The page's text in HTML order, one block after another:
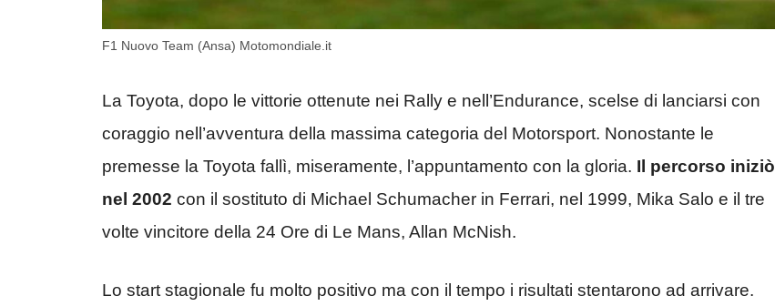
F1 Nuovo Team (Ansa) Motomondiale.it
La Toyota, dopo le vittorie ottenute nei Rally e nell’Endurance, scelse di lanciarsi con
coraggio nell’avventura della massima categoria del Motorsport. Nonostante le
premesse la Toyota fallì, miseramente, l’appuntamento con la gloria. Il percorso iniziò
nel 2002 con il sostituto di Michael Schumacher in Ferrari, nel 1999, Mika Salo e il tre
volte vincitore della 24 Ore di Le Mans, Allan McNish.
Lo start stagionale fu molto positivo ma con il tempo i risultati stentarono ad arrivare.